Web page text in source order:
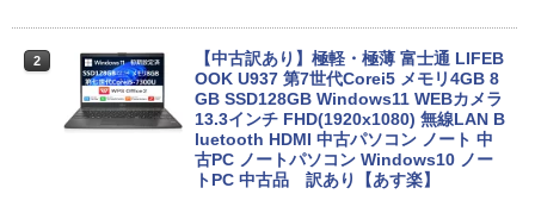
Anker Soundcore Liberty 5 ミッドナイトブ
ラック
￥14,990
On My Road (Stadium ver.)
￥250
￥1,380
by Amazon 天然水ラベルレス 2L×9本
￥1,117
ONE PIECE モノクロ版 115 (ジャンプコミッ
クスDIGITAL)
￥594
2
【中古訳あり】極軽・極薄 富士通 LIFEB
OOK U937 第7世代Corei5 メモリ4GB 8
GB SSD128GB Windows11 WEBカメラ
13.3インチ FHD(1920x1080) 無線LAN B
luetooth HDMI 中古パソコン ノート 中
古PC ノートパソコン Windows10 ノー
トPC 中古品 訳あり【あす楽】